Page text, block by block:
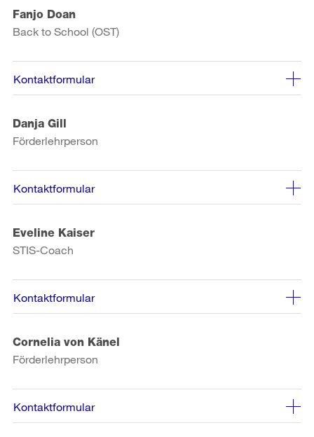
Fanjo Doan
Back to School (OST)
Kontaktformular
Danja Gill
Förderlehrperson
Kontaktformular
Eveline Kaiser
STIS-Coach
Kontaktformular
Cornelia von Känel
Förderlehrperson
Kontaktformular